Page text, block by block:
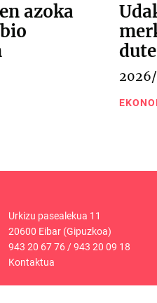
azoka
Urkizu pasealekua 11
20600 Eibar (Gipuzkoa)
943 20 67 76/943 20 09 18
Kontaktua